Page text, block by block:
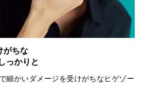
がちな
っかりと
細かいダメージを受けがちなヒゲゾー